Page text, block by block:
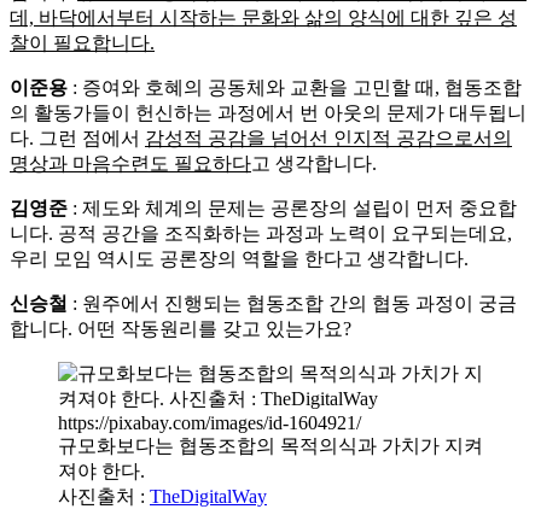
데, 바닥에서부터 시작하는 문화와 삶의 양식에 대한 깊은 성
찰이 필요합니다.
이준용 : 증여와 호혜의 공동체와 교환을 고민할 때, 협동조합
의 활동가들이 헌신하는 과정에서 번 아웃의 문제가 대두됩니
다. 그런 점에서 감성적 공감을 넘어선 인지적 공감으로서의
명상과 마음수련도 필요하다고 생각합니다.
김영준 : 제도와 체계의 문제는 공론장의 설립이 먼저 중요합
니다. 공적 공간을 조직화하는 과정과 노력이 요구되는데요,
우리 모임 역시도 공론장의 역할을 한다고 생각합니다.
신승철 : 원주에서 진행되는 협동조합 간의 협동 과정이 궁금
합니다. 어떤 작동원리를 갖고 있는가요?
규모화보다는 협동조합의 목적의식과 가치가 지켜
져야 한다.
사진출처 : TheDigitalWay